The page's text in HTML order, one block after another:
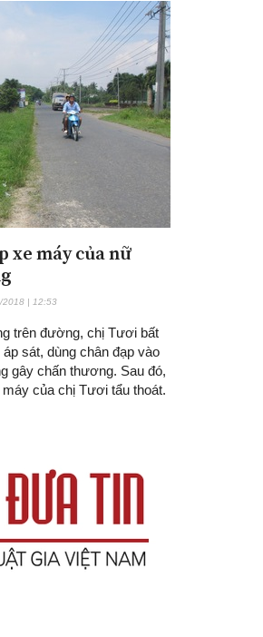
xe máy của nữ
2018 | 12:53
trên đường, chị Tươi bất
sát, dùng chân đạp vào
gây chấn thương. Sau đó,
của chị Tươi tẩu thoát.